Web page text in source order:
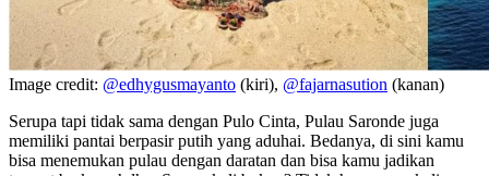
Image credit: @edhygusmayanto (kiri), @fajarnasution (kanan)
Serupa tapi tidak sama dengan Pulo Cinta, Pulau Saronde juga
memiliki pantai berpasir putih yang aduhai. Bedanya, di sini kamu
bisa menemukan pulau dengan daratan dan bisa kamu jadikan